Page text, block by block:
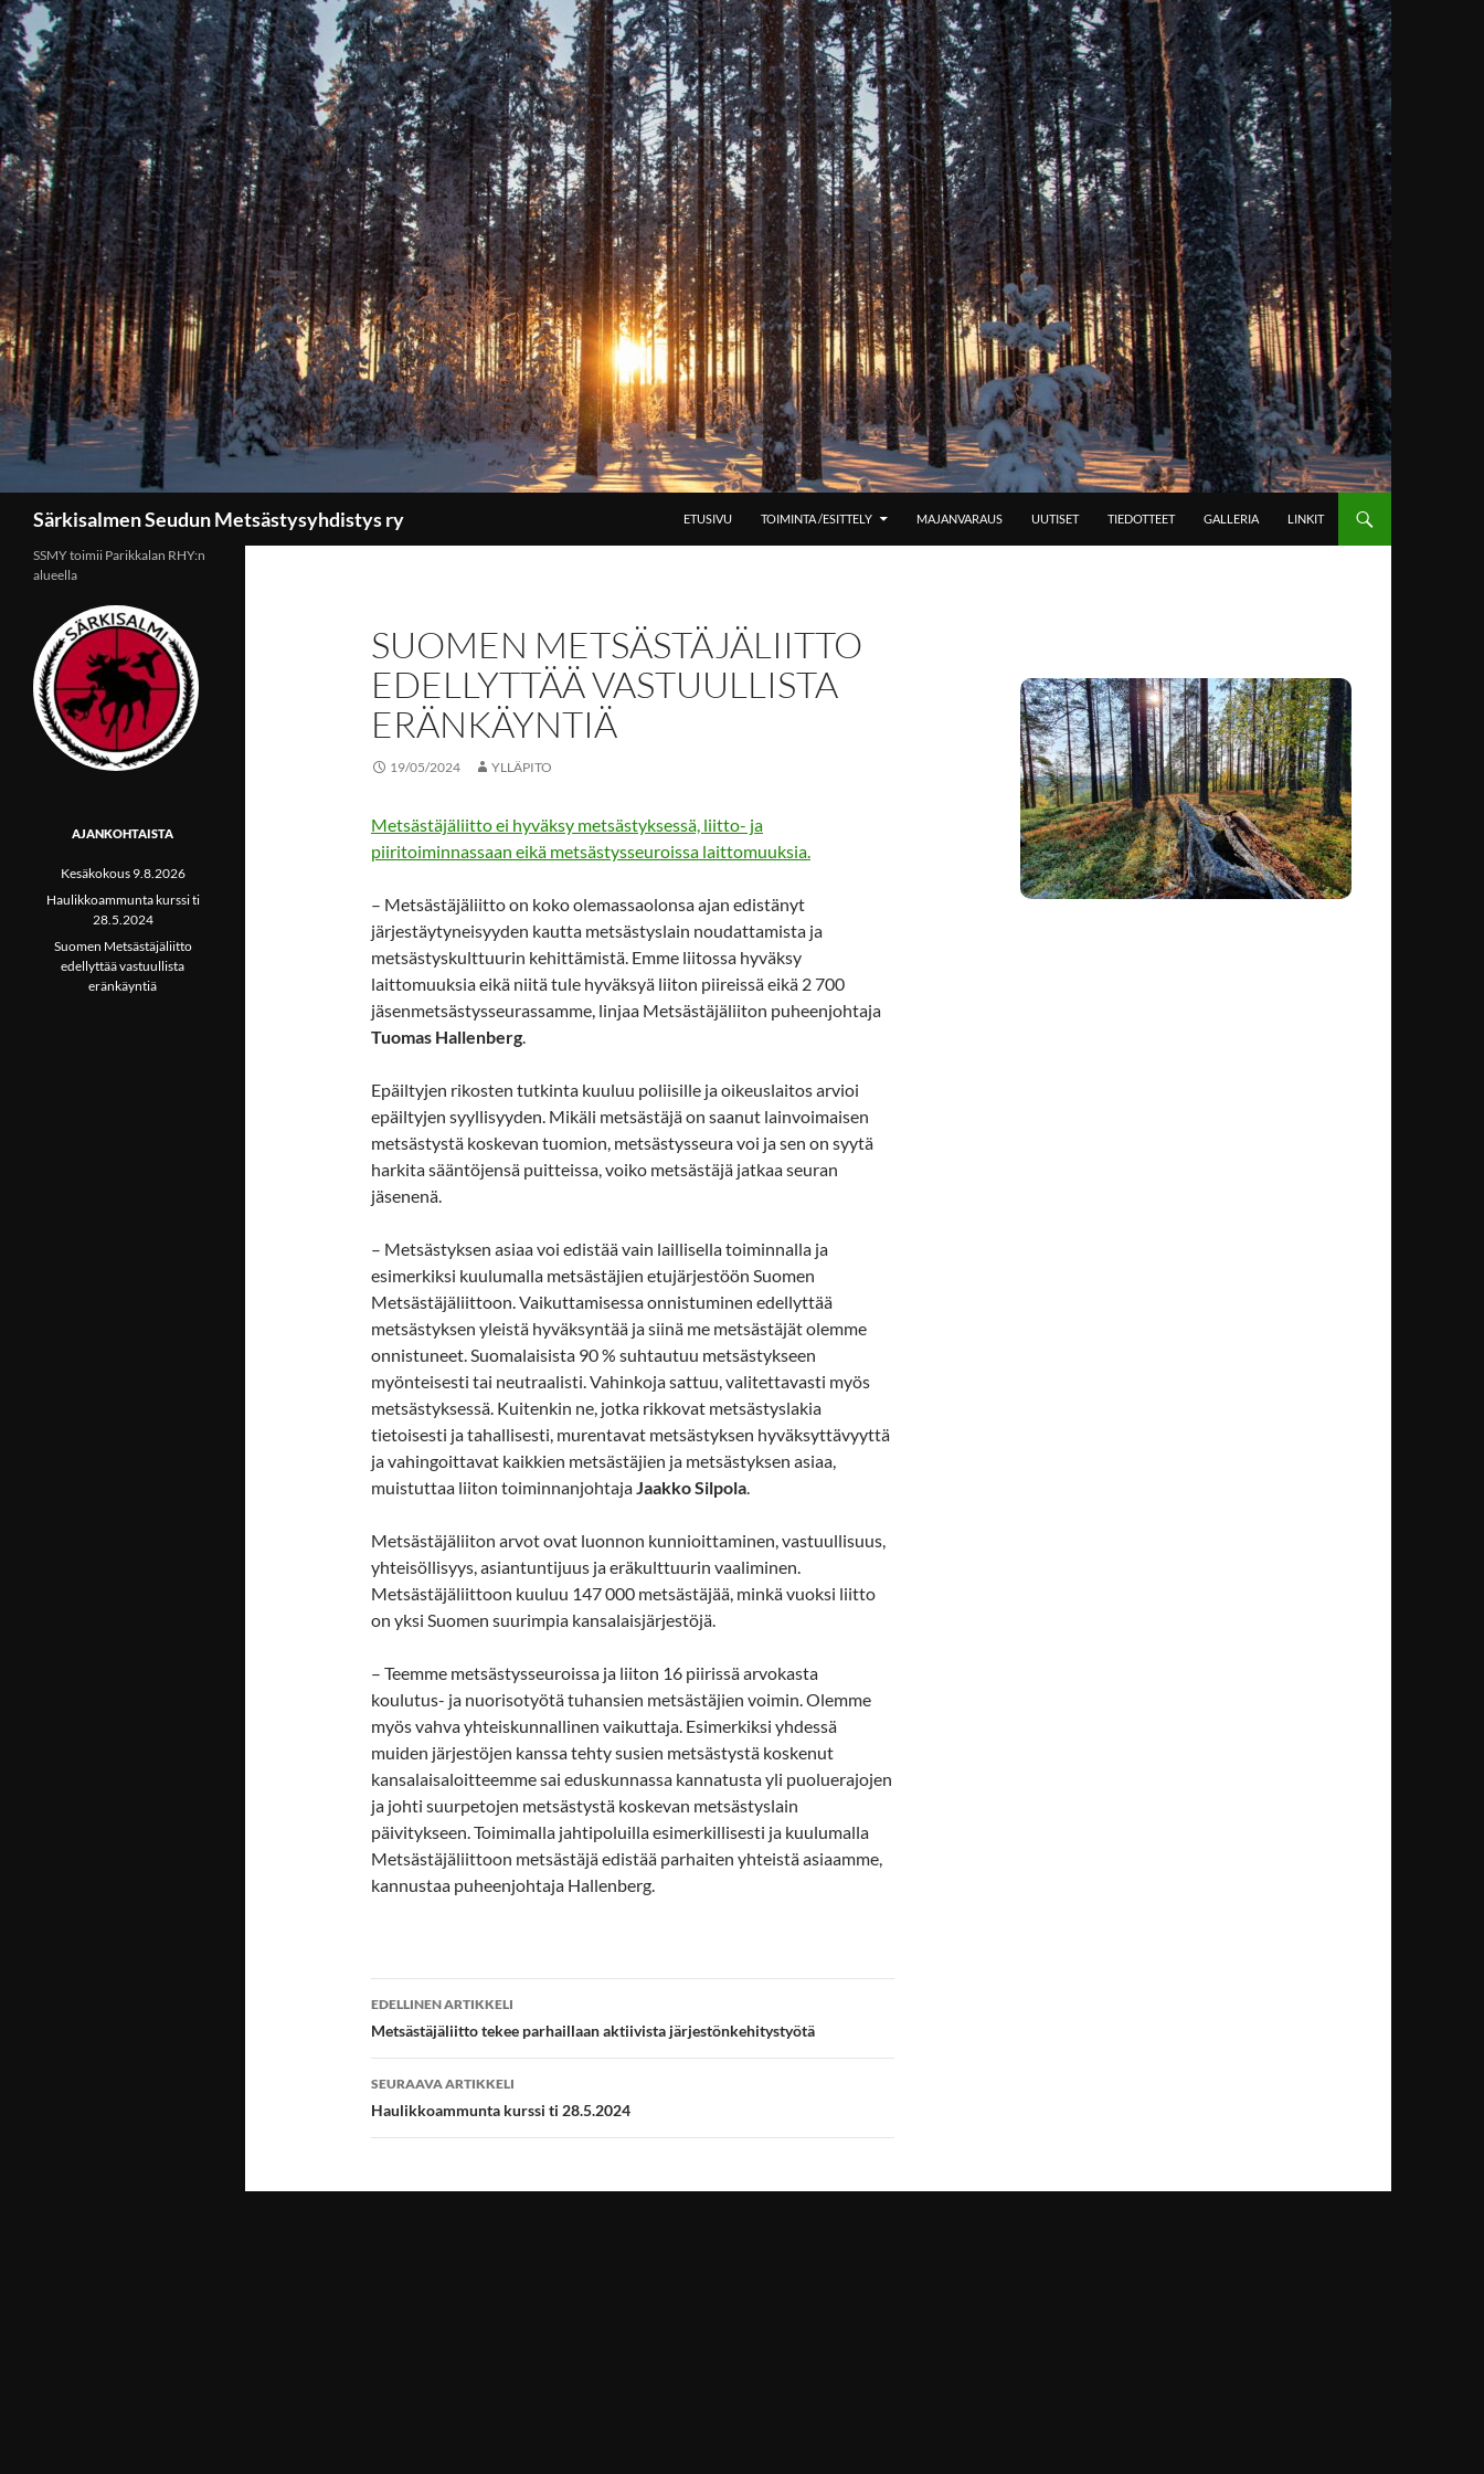
Särkisalmen Seudun Metsästysyhdistys ry
ETUSIVU
TOIMINTA /ESITTELY MAJANVARAUS UUTISET TIEDOTTEET GALLERIA LINKIT
SUOMEN METSÄSTÄJÄLIITTO
EDELLYTTÄÄ VASTUULLISTA
ERÄNKÄYNTIÄ
19/05/2024 YLLÄPITO
Metsästäjäliitto ei hyväksy metsästyksessä, liitto- ja
piiritoiminnassaan eikä metsästysseuroissa laittomuuksia.
– Metsästäjäliitto on koko olemassaolonsa ajan edistänyt
järjestäytyneisyyden kautta metsästyslain noudattamista ja
metsästyskulttuurin kehittämistä. Emme liitossa hyväksy
laittomuuksia eikä niitä tule hyväksyä liiton piireissä eikä 2 700
jäsenmetsästysseurassamme, linjaa Metsästäjäliiton puheenjohtaja
Tuomas Hallenberg.
Epäiltyjen rikosten tutkinta kuuluu poliisille ja oikeuslaitos arvioi
epäiltyjen syyllisyyden. Mikäli metsästäjä on saanut lainvoimaisen
metsästystä koskevan tuomion, metsästysseura voi ja sen on syytä
harkita sääntöjensä puitteissa, voiko metsästäjä jatkaa seuran
jäsenenä.
– Metsästyksen asiaa voi edistää vain laillisella toiminnalla ja
esimerkiksi kuulumalla metsästäjien etujärjestöön Suomen
Metsästäjäliittoon. Vaikuttamisessa onnistuminen edellyttää
metsästyksen yleistä hyväksyntää ja siinä me metsästäjät olemme
onnistuneet. Suomalaisista 90 % suhtautuu metsästykseen
myönteisesti tai neutraalisti. Vahinkoja sattuu, valitettavasti myös
metsästyksessä. Kuitenkin ne, jotka rikkovat metsästyslakia
tietoisesti ja tahallisesti, murentavat metsästyksen hyväksyttävyyttä
ja vahingoittavat kaikkien metsästäjien ja metsästyksen asiaa,
muistuttaa liiton toiminnanjohtajaJaakko Silpola.
Metsästäjäliiton arvot ovat luonnon kunnioittaminen, vastuullisuus,
yhteisöllisyys, asiantuntijuus ja eräkulttuurin vaaliminen.
Metsästäjäliittoon kuuluu 147 000 metsästäjää, minkä vuoksi liitto
on yksi Suomen suurimpia kansalaisjärjestöjä.
– Teemme metsästysseuroissa ja liiton 16 piirissä arvokasta
koulutus- ja nuorisotyötä tuhansien metsästäjien voimin. Olemme
myös vahva yhteiskunnallinen vaikuttaja. Esimerkiksi yhdessä
muiden järjestöjen kanssa tehty susien metsästystä koskenut
kansalaisaloitteemme sai eduskunnassa kannatusta yli puoluerajojen
ja johti suurpetojen metsästystä koskevan metsästyslain
päivitykseen. Toimimalla jahtipoluilla esimerkillisesti ja kuulumalla
Metsästäjäliittoon metsästäjä edistää parhaiten yhteistä asiaamme,
kannustaa puheenjohtaja Hallenberg.
Artikkelien
selaus
EDELLINEN ARTIKKELI
Metsästäjäliitto tekee parhaillaan aktiivista järjestönkehitystyötä
SEURAAVA ARTIKKELI
Haulikkoammunta kurssi ti 28.5.2024
SSMY toimii Parikkalan RHY:n
alueella
AJANKOHTAISTA
Kesäkokous 9.8.2026
Haulikkoammunta kurssi ti
28.5.2024
Suomen Metsästäjäliitto
edellyttää vastuullista
eränkäyntiä